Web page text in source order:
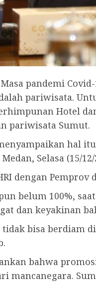
pandemi
pariwisata.
Hotel
pariwisata Sumut.
hal
Selasa (15/12/
dengan
belum 100%,
dan keyakinan
tidak bisa
bahwa
mancanegara.